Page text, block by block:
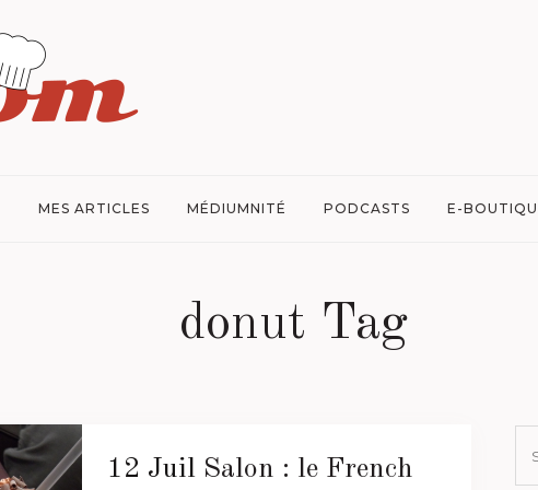
MES ARTICLES MÉDIUMNITÉ PODCASTS E-
donut Tag
12 Juil Salon : le French